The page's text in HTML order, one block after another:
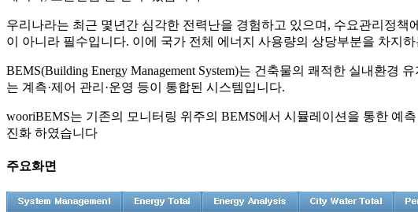
우리나라는 최근 몇년간 심각한 전력난을 경험하고 있으며, 수요관리정
이 아니라 필수입니다. 이에 국가 전체 에너지 사용량의 상당부분을 차지
BEMS(Building Energy Management System)는 건축물의 쾌적한 실내환
는 계측·제어 관리·운영 등이 통합된 시스템입니다.
wooriBEMS는 기존의 모니터링 위주의 BEMS에서 시뮬레이션을 통한 예
진화 하였습니다
주요화면